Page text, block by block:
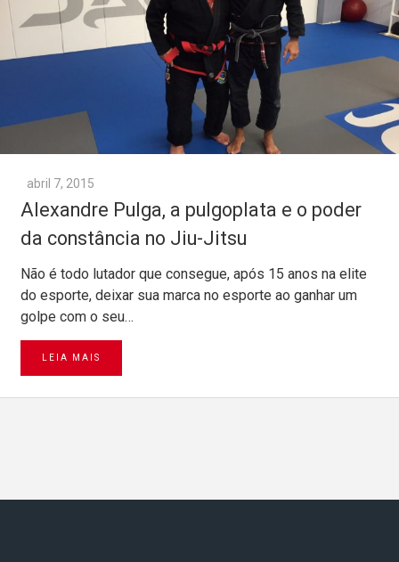
abril 7, 2015
Alexandre Pulga, a pulgoplata e o poder
da constância no Jiu-Jitsu
Não é todo lutador que consegue, após 15 anos na elite
do esporte, deixar sua marca no esporte ao ganhar um
golpe com o seu…
LEIA MAIS